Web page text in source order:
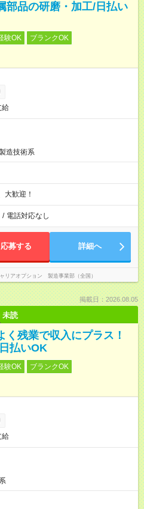
部品の研磨・加工/日払い
験OK
ブランクOK
給
造技術系
大歓迎！
/ 電話対応なし
応募する 詳細へ
リアオプション 製造事業部（全国）
掲載日：2026.08.05
未読
く残業で収入にプラス！
払いOK
験OK
ブランクOK
給